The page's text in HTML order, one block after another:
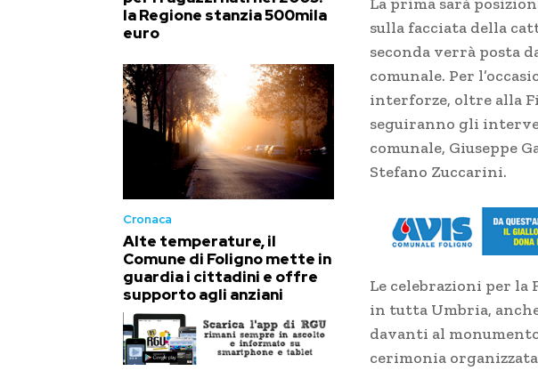
la Regione stanzia 500mila
euro
Cronaca
Alte temperature, il
Comune di Foligno mette in
guardia i cittadini e offre
supporto agli anziani
sulla facciata della
seconda verrà posta
comunale. Per
interforze, oltre alla
seguiranno gli
comunale, Giuseppe
Stefano Zuccarini.
Le celebrazioni per la
in tutta Umbria,
davanti al
cerimonia